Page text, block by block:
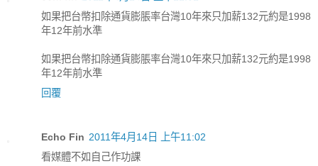
如果把台幣扣除通貨膨脹率台灣10年來只加薪132元約是1998
年12年前水準
如果把台幣扣除通貨膨脹率台灣10年來只加薪132元約是1998
年12年前水準
回覆
Echo Fin 2011年4月14日 上午11:02
看媒體不如自己作功課